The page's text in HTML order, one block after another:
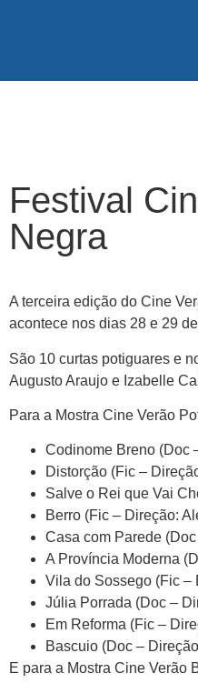
Festival
Negra
A terceira edição do Cine
acontece nos dias 28 e 29
São 10 curtas potiguares e
Augusto Araujo e Izabelle
Para a Mostra Cine Verão
Codinome Breno (Doc
Distorção (Fic –
Salve o Rei que Vai
Berro (Fic – Direção:
Casa com Parede
A Província Moderna
Vila do Sossego (Fic –
Júlia Porrada (Doc –
Em Reforma (Fic –
Bascuio (Doc –
E para a Mostra Cine Verão